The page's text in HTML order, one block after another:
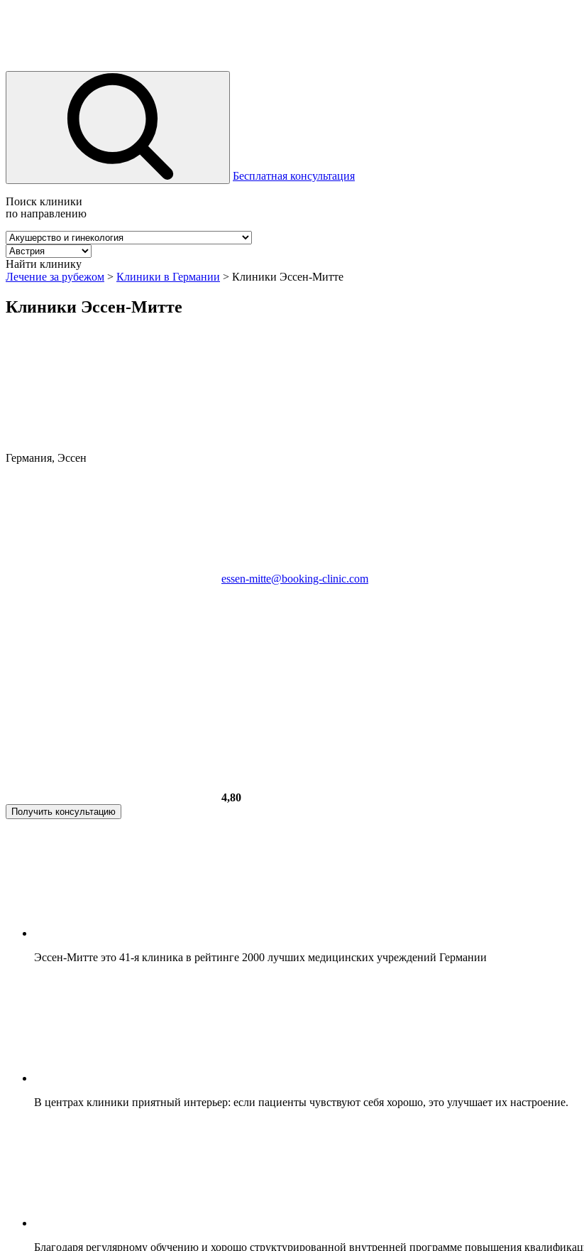
Бесплатная консультация
Поиск клиники
по направлению
Найти клинику
Лечение за рубежом > Клиники в Германии > Клиники Эссен-Митте
Клиники Эссен-Митте
Германия, Эссен
essen-mitte@booking-clinic.com
4,80
Получить консультацию
Эссен-Митте это 41-я клиника в рейтинге 2000 лучших медицинских учреждений Германии
В центрах клиники приятный интерьер: если пациенты чувствуют себя хорошо, это улучшает их настроение.
Благодаря регулярному обучению и хорошо структурированной внутренней программе повышения